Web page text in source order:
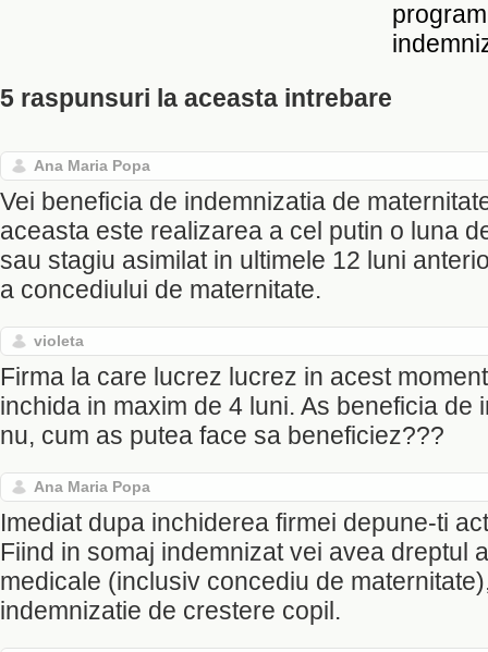
5 raspunsuri la aceasta intrebare
Ana Maria Popa
Vei beneficia de indemnizatia de
aceasta este realizarea a cel putin o luna
sau stagiu asimilat in ultimele 12 luni
a concediului de maternitate.
violeta
Firma la care lucrez lucrez in acest
inchida in maxim de 4 luni. As beneficia de
nu, cum as putea face sa beneficiez???
Ana Maria Popa
Imediat dupa inchiderea firmei depune-ti
Fiind in somaj indemnizat vei avea dreptul
medicale (inclusiv concediu de
indemnizatie de crestere copil.